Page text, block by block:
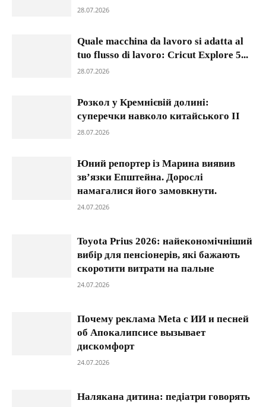
28.07.2026
Quale macchina da lavoro si adatta al
tuo flusso di lavoro: Cricut Explore 5...
28.07.2026
Розкол у Кремнієвій долині:
суперечки навколо китайського ІІ
28.07.2026
Юний репортер із Марина виявив
зв’язки Епштейна. Дорослі
намагалися його замовкнути.
24.07.2026
Toyota Prius 2026: найекономічніший
вибір для пенсіонерів, які бажають
скоротити витрати на пальне
24.07.2026
Почему реклама Meta с ИИ и песней
об Апокалипсисе вызывает
дискомфорт
24.07.2026
Налякана дитина: педіатри говорять